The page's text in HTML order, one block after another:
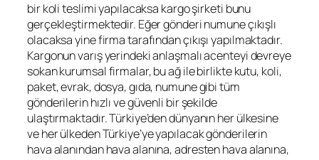
bir koli teslimi yapılacaksa kargo şirketi bunu
gerçekleştirmektedir. Eğer gönderi numune çıkışlı
olacaksa yine firma tarafından çıkışı yapılmaktadır.
Kargonun varış yerindeki anlaşmalı acenteyi devreye
sokan kurumsal firmalar, bu ağ ile birlikte kutu, koli,
paket, evrak, dosya, gıda, numune gibi tüm
gönderilerin hızlı ve güvenli bir şekilde
ulaştırmaktadır. Türkiye’den dünyanın her ülkesine
ve her ülkeden Türkiye’ye yapılacak gönderilerin
hava alanından hava alanına, adresten hava alanına,